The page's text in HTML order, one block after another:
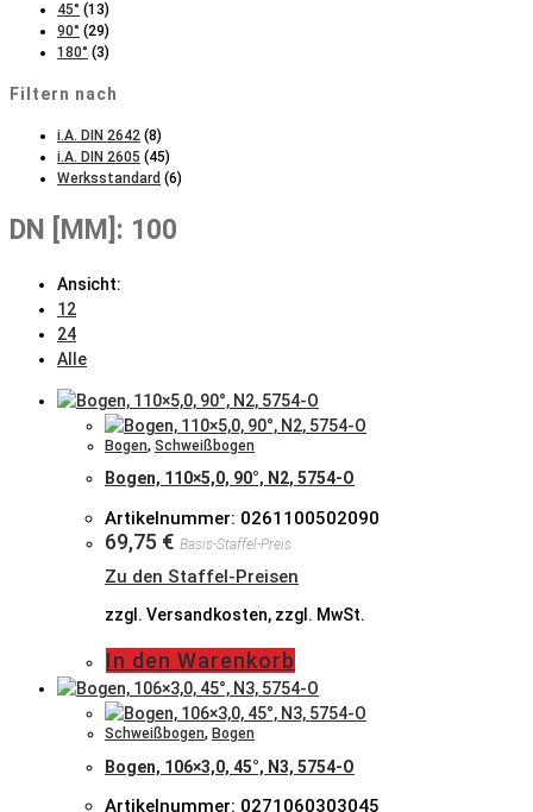
45° (13)
90° (29)
180° (3)
Filtern nach
i.A. DIN 2642 (8)
i.A. DIN 2605 (45)
Werksstandard (6)
DN [MM]: 100
Ansicht:
12
24
Alle
Bogen, Schweißbogen
Bogen, 110×5,0, 90°, N2, 5754-O
Artikelnummer: 0261100502090
69,75 € Basis-Staffel-Preis
Zu den Staffel-Preisen
zzgl. Versandkosten, zzgl. MwSt.
In den Warenkorb
Schweißbogen, Bogen
Bogen, 106×3,0, 45°, N3, 5754-O
Artikelnummer: 0271060303045